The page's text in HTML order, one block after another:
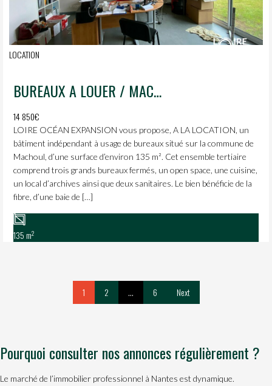
LOCATION
BUREAUX A LOUER / MACHECOUL
14 850€
LOIRE OCÉAN EXPANSION vous propose, A LA LOCATION, un
bâtiment indépendant à usage de bureaux situé sur la commune de
Machoul, d’une surface d’environ 135 m². Cet ensemble tertiaire
comprend trois grands bureaux fermés, un open space, une cuisine,
un local d’archives ainsi que deux sanitaires. Le bien bénéficie de la
fibre, d’une baie de […]
135 m2
1 2 … 6 Next
Pourquoi consulter nos annonces régulièrement ?
Le marché de l’immobilier professionnel à Nantes est dynamique.